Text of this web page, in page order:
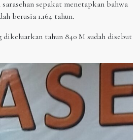
sepakat menetapkan bahwa
berusia 1.164 tahun.
tahun 840 M sudah disebut